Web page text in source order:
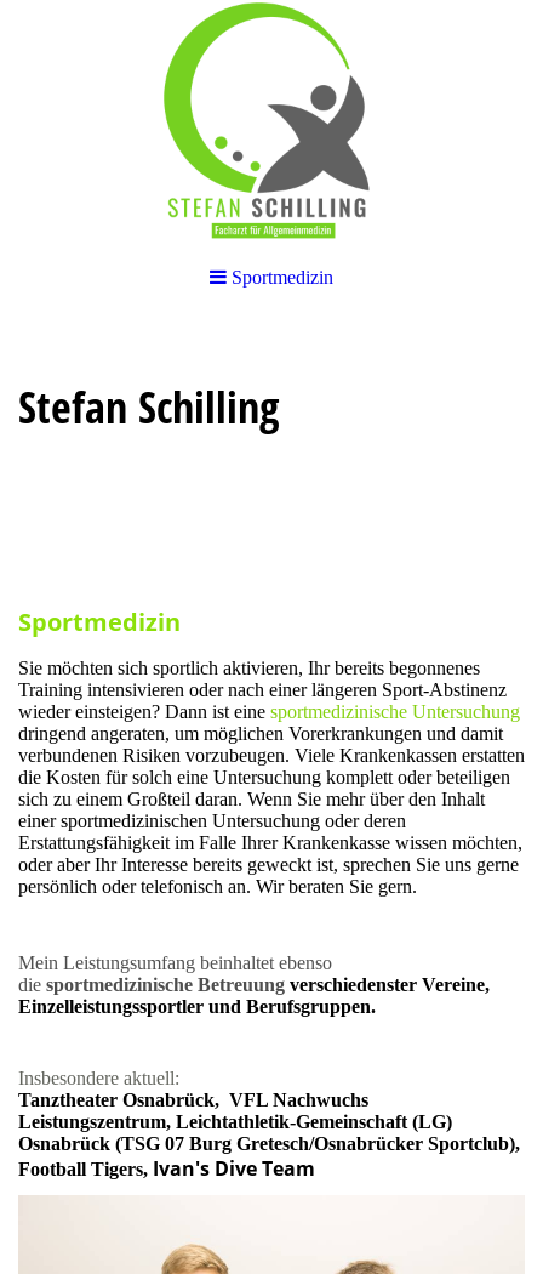
Sportmedizin
Stefan Schilling
Sportmedizin
Sie möchten sich sportlich aktivieren, Ihr bereits begonnenes
Training intensivieren oder nach einer längeren Sport-Abstinenz
wieder einsteigen? Dann ist eine sportmedizinische Untersuchung
dringend angeraten, um möglichen Vorerkrankungen und damit
verbundenen Risiken vorzubeugen. Viele Krankenkassen erstatten
die Kosten für solch eine Untersuchung komplett oder beteiligen
sich zu einem Großteil daran. Wenn Sie mehr über den Inhalt
einer sportmedizinischen Untersuchung oder deren
Erstattungsfähigkeit im Falle Ihrer Krankenkasse wissen möchten,
oder aber Ihr Interesse bereits geweckt ist, sprechen Sie uns gerne
persönlich oder telefonisch an. Wir beraten Sie gern.
Mein Leistungsumfang beinhaltet ebenso
die sportmedizinische Betreuung verschiedenster Vereine,
Einzelleistungssportler und Berufsgruppen.
Insbesondere aktuell:
Tanztheater Osnabrück, VFL Nachwuchs
Leistungszentrum, Leichtathletik-Gemeinschaft (LG)
Osnabrück (TSG 07 Burg Gretesch/Osnabrücker Sportclub),
Football Tigers, Ivan's Dive Team